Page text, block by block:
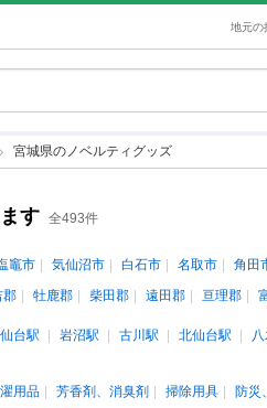
地元の
宮城県のノベルティグッズ
す 全493件
竈市 気仙沼市 白石市 名取市 角田
郡 牡鹿郡 柴田郡 遠田郡 亘理郡
台駅 岩沼駅 古川駅 北仙台駅
用品 芳香剤、消臭剤 掃除用具 防災